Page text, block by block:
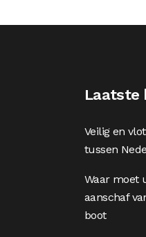
Laatste
Veilig en
tussen
Waar moet
aanschaf
boot